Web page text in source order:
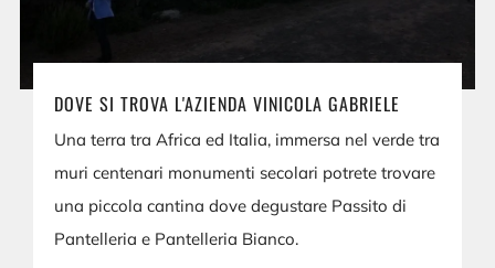
DOVE SI TROVA L'AZIENDA VINICOLA GABRIELE
Una terra tra Africa ed Italia, immersa nel verde tra
muri centenari monumenti secolari potrete trovare
una piccola cantina dove degustare Passito di
Pantelleria e Pantelleria Bianco.